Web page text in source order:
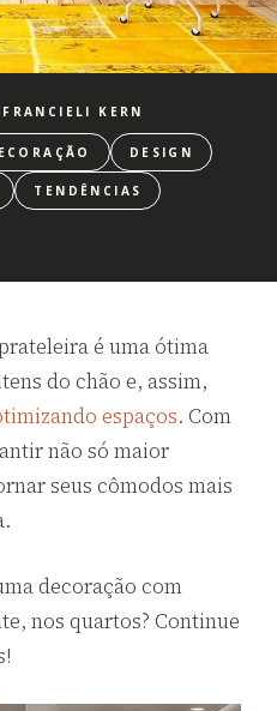
KERN
DESIGN
TENDÊNCIAS
é uma ótima
do chão e, assim,
espaços. Com
não só maior
seus cômodos mais
decoração com
nos quartos? Continue